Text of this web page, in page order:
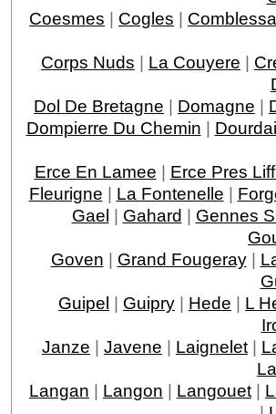
Coesmes | Cogles |
Corps Nuds | La Couyere |
Dol De Bretagne | Domagne |
Dompierre Du Chemin |
Erce En Lamee | Erce Pres
Fleurigne | La Fontenelle |
Gael | Gahard | Gennes
Goven | Grand Fougeray|
Guipel | Guipry | Hede | L
Janze | Javene | Laignelet |
Langan | Langon | Langouet |